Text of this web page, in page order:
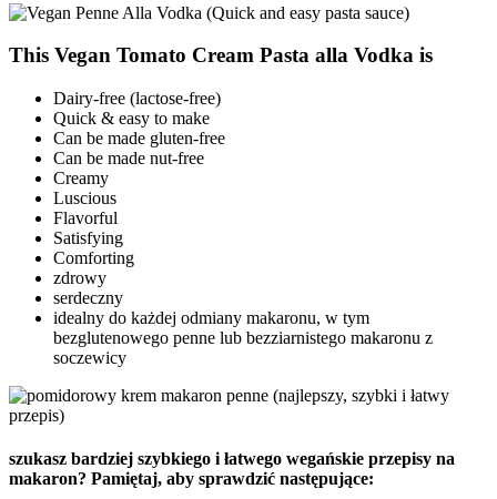
This Vegan Tomato Cream Pasta alla Vodka is
Dairy-free (lactose-free)
Quick & easy to make
Can be made gluten-free
Can be made nut-free
Creamy
Luscious
Flavorful
Satisfying
Comforting
zdrowy
serdeczny
idealny do każdej odmiany makaronu, w tym
bezglutenowego penne lub bezziarnistego makaronu z
soczewicy
szukasz bardziej szybkiego i łatwego wegańskie przepisy na
makaron? Pamiętaj, aby sprawdzić następujące: